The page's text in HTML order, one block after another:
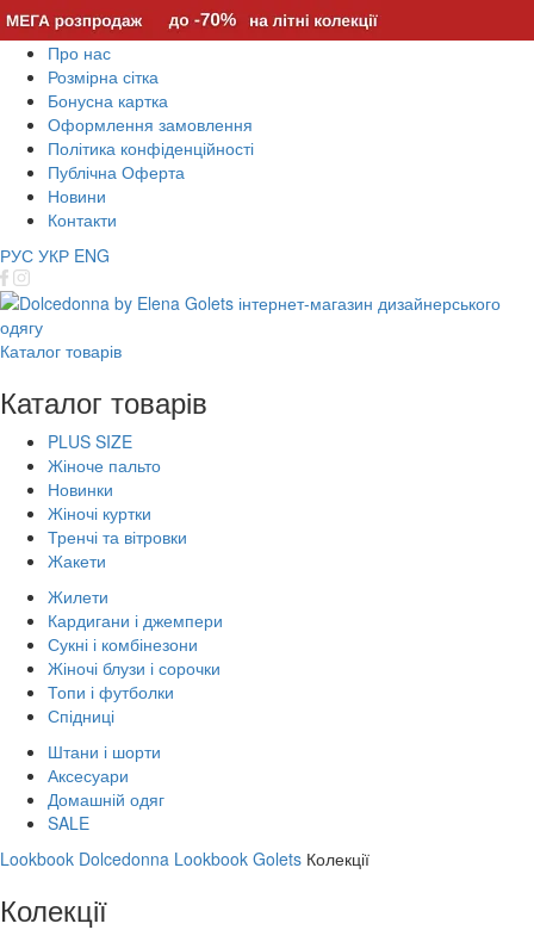
Про нас
Розмірна сітка
Бонусна картка
Оформлення замовлення
Політика конфіденційності
Публічна Оферта
Новини
Контакти
РУС УКР ENG
Каталог товарів
Каталог товарів
PLUS SIZE
Жіноче пальто
Новинки
Жіночі куртки
Тренчі та вітровки
Жакети
Жилети
Кардигани і джемпери
Сукні і комбінезони
Жіночі блузи і сорочки
Топи і футболки
Спідниці
Штани і шорти
Аксесуари
Домашній одяг
SALE
Lookbook Dolcedonna Lookbook Golets Колекції
Колекції